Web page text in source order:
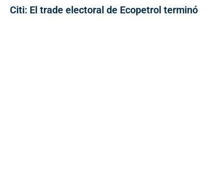
Citi: El trade electoral de Ecopetrol terminó